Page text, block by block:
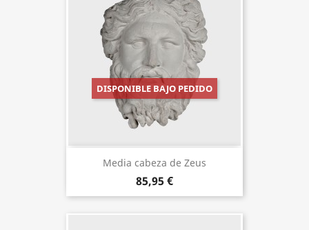
Media cabeza de Zeus
85,95 €
DISPONIBLE BAJO PEDIDO